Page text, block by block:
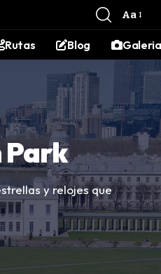
Aa
Rutas Blog Galeria
Park
y relojes que